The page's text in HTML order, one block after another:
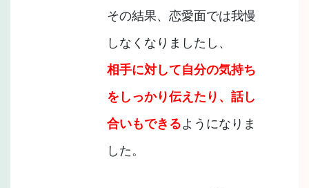
その結果、恋愛面では我慢
しなくなりましたし、
相手に対して自分の気持ち
をしっかり伝えたり、話し
合いもできるようになりま
した。